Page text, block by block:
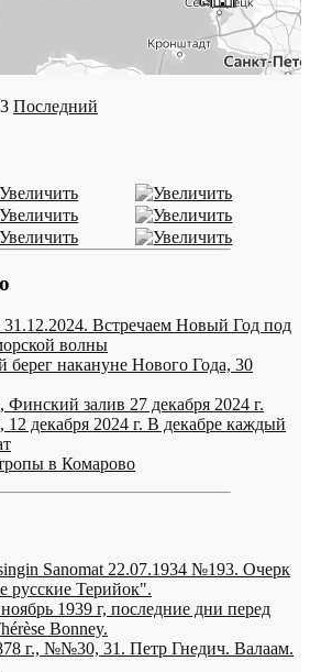
Последний
31.12.2024. Встречаем Новый Год под
волны
берег накануне Нового Года, 30
Финский залив 27 декабря 2024 г.
12 декабря 2024 г. В декабре каждый
в Комарово
Sanomat 22.07.1934 №193. Очерк
русские Терийок".
1939 г, последние дни перед
Bonney.
г., №№30, 31. Петр Гнедич. Валаам.